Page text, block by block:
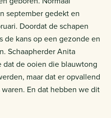
september gedekt en
Doordat de schapen
de kans op een gezonde en
Schaapherder Anita
dat de ooien die blauwtong
maar dat er opvallend
En dat hebben we dit